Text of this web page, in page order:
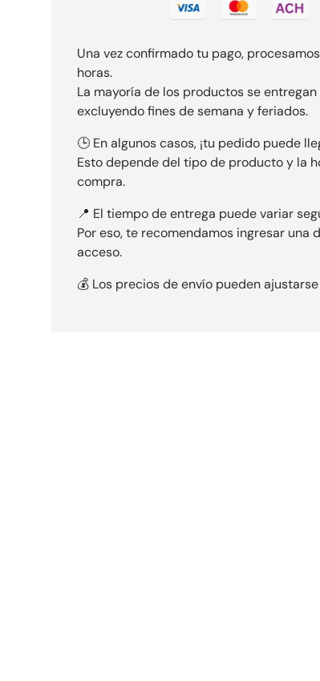
Una vez confirmado tu pago,
horas.
La mayoría de los productos se entregan
excluyendo fines de semana y feriados.
🕒 En algunos casos, ¡tu pedido puede
Esto depende del tipo de producto y la
compra.
📍 El tiempo de entrega puede variar
Por eso, te recomendamos ingresar una
acceso.
💰 Los precios de envío pueden